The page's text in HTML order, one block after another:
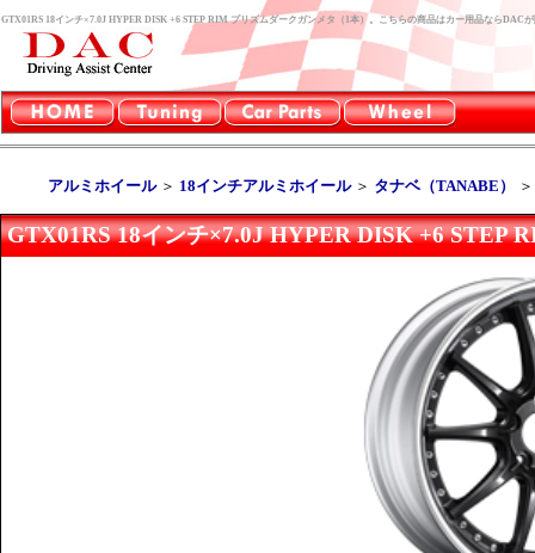
GTX01RS 18インチ×7.0J HYPER DISK +6 STEP RIM プリズムダークガンメタ（1本）。こちらの商品はカー用品ならDAC
アルミホイール＞ 18インチアルミホイール＞ タナベ（TANABE）
GTX01RS 18インチ×7.0J HYPER DISK +6 STEP